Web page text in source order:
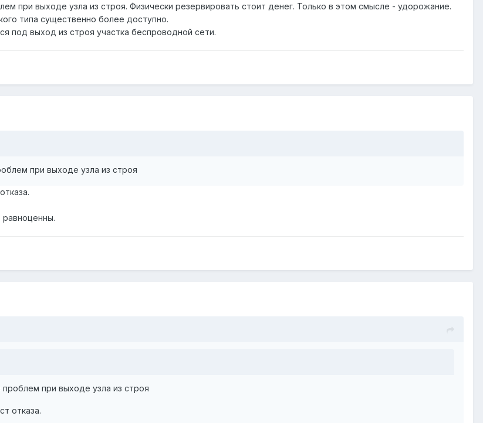
при выходе узла из строя. Физически резервировать стоит денег. Только в этом смысле - удорожание.
типа существенно более доступно.
под выход из строя участка беспроводной сети.
при выходе узла из строя
при выходе узла из строя
отказа.